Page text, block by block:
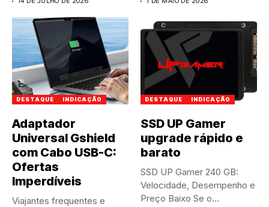
DESTAQUE INDICAÇÃO
Adaptador
Universal Gshield
com Cabo USB-C:
Ofertas
Imperdíveis
Viajantes frequentes e
DESTAQUE INDICAÇÃO
SSD UP Gamer
upgrade rápido e
barato
SSD UP Gamer 240 GB:
Velocidade, Desempenho e
Preço Baixo Se o...